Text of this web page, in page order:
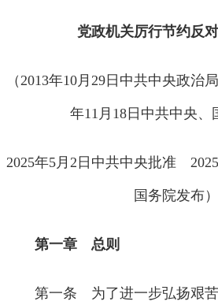
党政机关厉行节约反
（2013年10月29日中共中央政
年11月18日中共中央、
2025年5月2日中共中央批准 2025
国务院发布）
第一章 总则
第一条 为了进一步弘扬艰苦
最新公告
 校园新闻
科学技术实验校